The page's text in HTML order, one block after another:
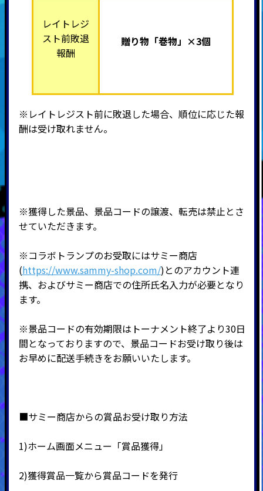
レイトレジ
スト前敗退
報酬
贈り物「巻物」×3個
※レイトレジスト前に敗退した場合、順位に応じた報
酬は受け取れません。
※獲得した景品、景品コードの譲渡、転売は禁止とさ
せていただきます。
※コラボトランプのお受取にはサミー商店
(https://www.sammy-shop.com/)とのアカウント連
携、およびサミー商店での住所氏名入力が必要となり
ます。
※景品コードの有効期限はトーナメント終了より30日
間となっておりますので、景品コードお受け取り後は
お早めに配送手続きをお願いいたします。
■サミー商店からの賞品お受け取り方法
1)ホーム画面メニュー「賞品獲得」
2)獲得賞品一覧から賞品コードを発行